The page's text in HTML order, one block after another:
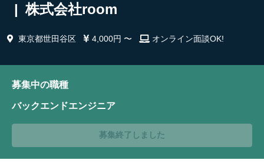
| 株式会社room
東京都世田谷区 4,000円 〜 オンライン面談OK!
募集中の職種
バックエンドエンジニア
募集終了しました